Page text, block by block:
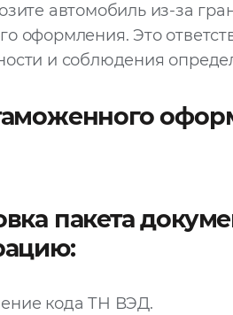
автомобиль из-за
оформления. Это
и соблюдения
пакета
кода ТН ВЭД.